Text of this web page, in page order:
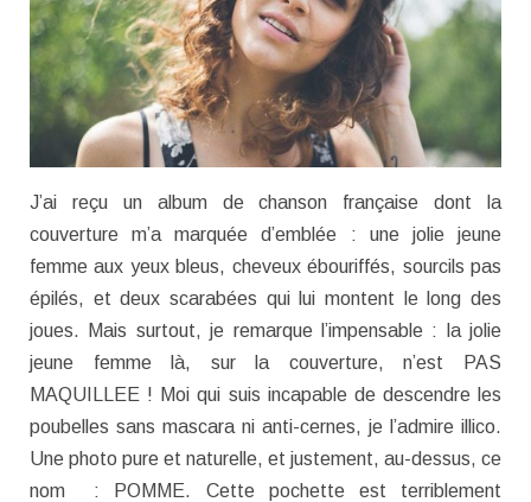
J’ai reçu un album de chanson française dont la
couverture m’a marquée d’emblée : une jolie jeune
femme aux yeux bleus, cheveux ébouriffés, sourcils pas
épilés, et deux scarabées qui lui montent le long des
joues. Mais surtout, je remarque l’impensable : la jolie
jeune femme là, sur la couverture, n’est PAS
MAQUILLEE ! Moi qui suis incapable de descendre les
poubelles sans mascara ni anti-cernes, je l’admire illico.
Une photo pure et naturelle, et justement, au-dessus, ce
nom : POMME. Cette pochette est terriblement